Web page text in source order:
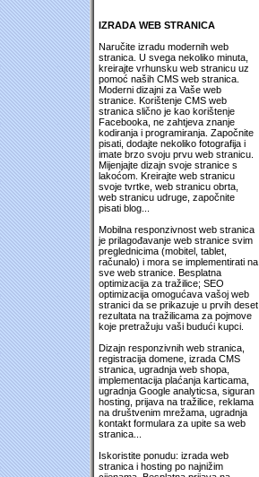
IZRADA WEB STRANICA
Naručite izradu modernih web
stranica. U svega nekoliko minuta,
kreirajte vrhunsku web stranicu uz
pomoć naših CMS web stranica.
Moderni dizajni za Vaše web
stranice. Korištenje CMS web
stranica slično je kao korištenje
Facebooka, ne zahtjeva znanje
kodiranja i programiranja. Započnite
pisati, dodajte nekoliko fotografija i
imate brzo svoju prvu web stranicu.
Mijenjajte dizajn svoje stranice s
lakoćom. Kreirajte web stranicu
svoje tvrtke, web stranicu obrta,
web stranicu udruge, započnite
pisati blog...
Mobilna responzivnost web stranica
je prilagođavanje web stranice svim
preglednicima (mobitel, tablet,
računalo) i mora se implementirati na
sve web stranice. Besplatna
optimizacija za tražilice; SEO
optimizacija omogućava vašoj web
stranici da se prikazuje u prvih deset
rezultata na tražilicama za pojmove
koje pretražuju vaši budući kupci.
Dizajn responzivnih web stranica,
registracija domene, izrada CMS
stranica, ugradnja web shopa,
implementacija plaćanja karticama,
ugradnja Google analyticsa, siguran
hosting, prijava na tražilice, reklama
na društvenim mrežama, ugradnja
kontakt formulara za upite sa web
stranica...
Iskoristite ponudu: izrada web
stranica i hosting po najnižim